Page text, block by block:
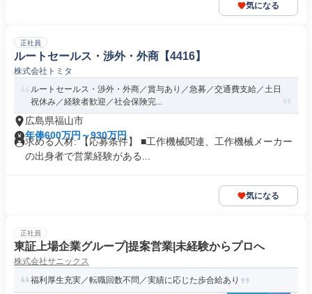
気になる
正社員
ルートセールス・渉外・外商【4416】
株式会社トミタ
ルートセールス・渉外・外商／賞与あり／急募／交通費支給／土日
祝休み／経験者歓迎／社会保険完...
広島県福山市
年俸600万円～930万円
求める人材: 【応募条件】 ■工作機械関連、工作機械メーカー
の出身者で営業経験がある...
気になる
正社員
東証上場企業グループ|提案営業|未経験からプロへ
株式会社サニックス
福利厚生充実／転職回数不問／実績に応じた歩合給あり